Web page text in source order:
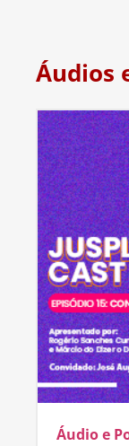
Áudios
Áudio e